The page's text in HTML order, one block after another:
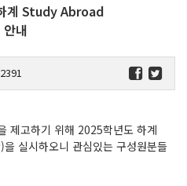
계 Study Abroad
내
제고하기 위해 2025학년도 하계
실시하오니 관심있는 구성원분들